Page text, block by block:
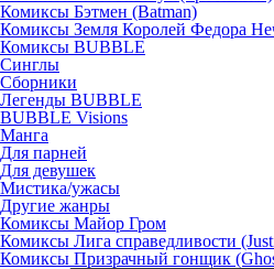
Комиксы Бэтмен (Batman)
Комиксы Земля Королей Федора
Комиксы BUBBLE
Синглы
Сборники
Легенды BUBBLE
BUBBLE Visions
Манга
Для парней
Для девушек
Мистика/ужасы
Другие жанры
Комиксы Майор Гром
Комиксы Лига справедливости
Комиксы Призрачный гонщик